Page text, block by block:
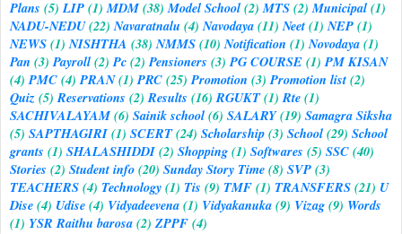
Plans (5) LIP(1) MDM(38) Model School(2) MTS(2) Municipal(1)
NADU-NEDU(22) Navaratnalu (4) Navodaya(11) Neet(1) NEP(1)
NEWS(1) NISHTHA (38) NMMS(10) Notification (1) Novodaya(1)
Pan (3) Payroll(2) Pc(2) Pensioners (3) PG COURSE(1) PM KISAN
(4) PMC(4) PRAN(1) PRC(25) Promotion (3) Promotion list(2)
Quiz(5) Reservations (2) Results (16) RGUKT(1) Rte(1)
SACHIVALAYAM(6) Sainik school(6) SALARY(19) Samagra Siksha
(5) SAPTHAGIRI(1) SCERT(24) Scholarship(3) School(29) School
grants (1) SHALASHIDDI(2) Shopping(1) Softwares (5) SSC(40)
Stories (2) Student info(20) Sunday Story Time(8) SVP(3)
TEACHERS(4) Technology(1) Tis (9) TMF(1) TRANSFERS(21) U
Dise(4) Udise(4) Vidyadeevena(1) Vidyakanuka(9) Vizag(9) Words
(1) YSR Raithu barosa(2) ZPPF(4)